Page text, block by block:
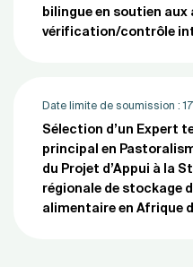
bilingue en soutien
vérification/contrôle
Date limite de soumission :
Sélection d’un Expert
principal en
du Projet d’Appui à la
régionale de stockage
alimentaire en Afrique